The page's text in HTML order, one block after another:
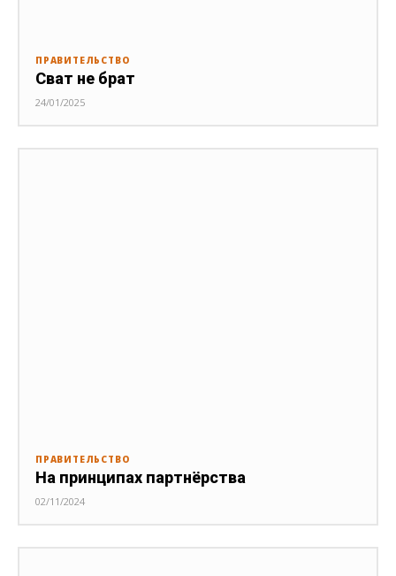
ПРАВИТЕЛЬСТВО
Сват не брат
24/01/2025
ПРАВИТЕЛЬСТВО
На принципах партнёрства
02/11/2024